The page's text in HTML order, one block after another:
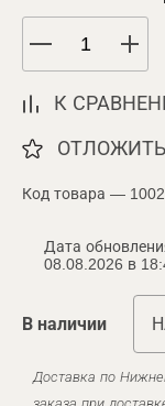
К
ОТЛОЖИТЬ
Код товара —
Дата
08.08.2026 в
В наличии
Доставка по